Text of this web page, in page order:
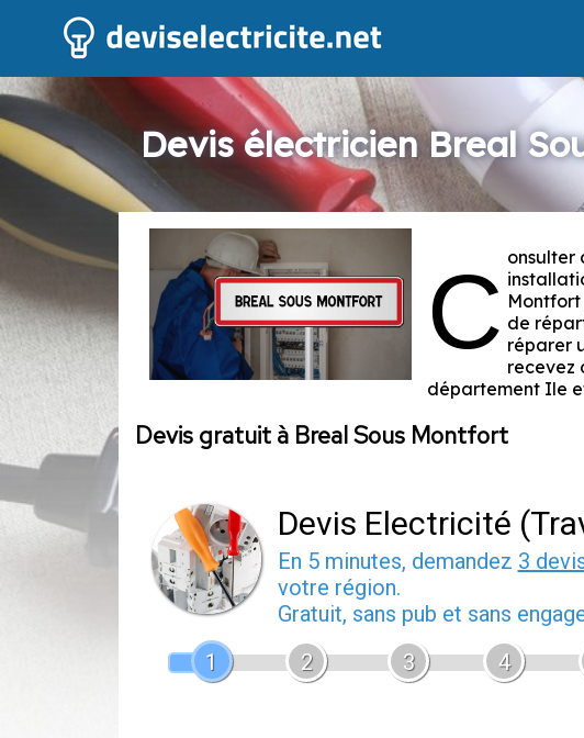
Devis électricien Breal
C onsulter
de
réparer
recevez
département Ile
Devis gratuit à Breal Sous Montfort
Devis Electricité
En 5 minutes, demandez 3
votre région.
Gratuit, sans pub et sans
1
2 3 4